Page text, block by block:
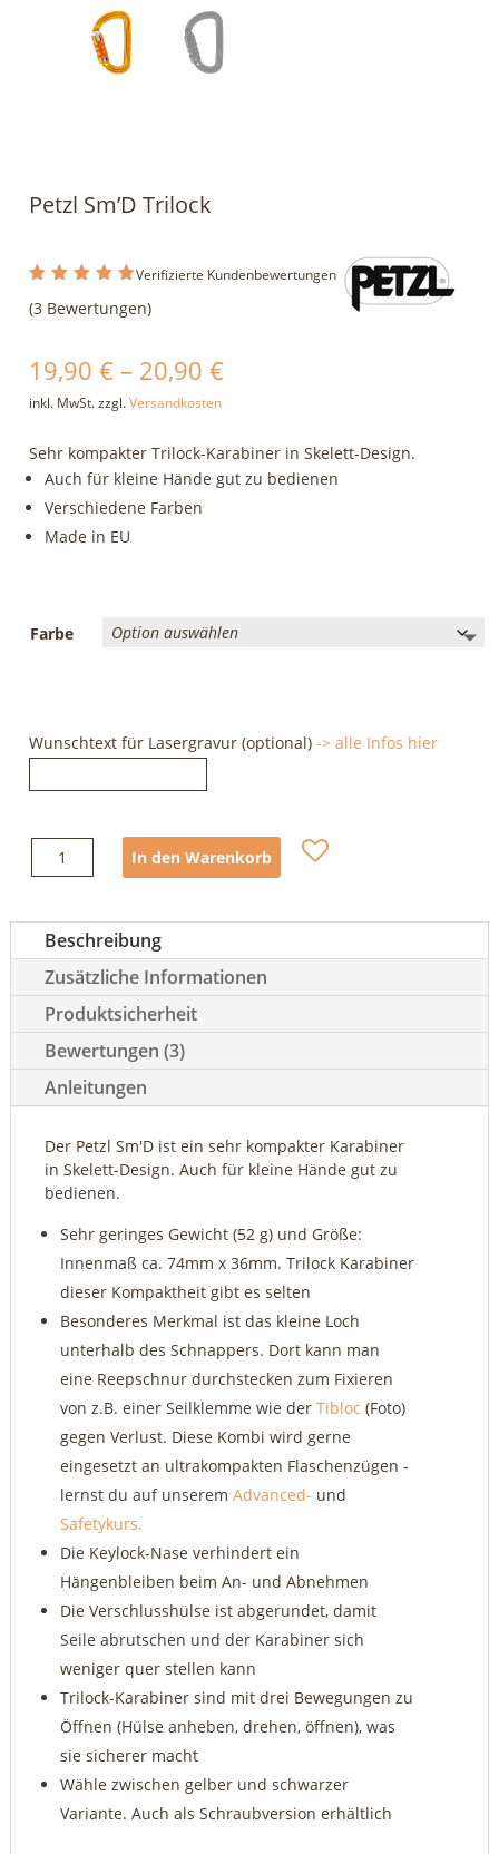
Petzl Sm’D Trilock
mit5.00
Kundenb
en
Verifizierte Kundenbewertungen
(3 Bewertungen)
19,90€ – 20,90€
inkl. MwSt.zzgl.Versandkosten
Sehr kompakter Trilock-Karabiner in Skelett-Design.
Auch für kleine Hände gut zu bedienen
Verschiedene Farben
Made in EU
Farbe
Wunschtext für Lasergravur (optional)-> alle Infos hier
Sm'D
Menge
In den Warenkorb
Beschreibung
Zusätzliche Informationen
Produktsicherheit
Bewertungen (3)
Anleitungen
Der Petzl Sm'D ist ein sehr kompakter Karabiner
in Skelett-Design. Auch für kleine Hände gut zu
bedienen.
Sehr geringes Gewicht (52 g) und Größe:
Innenmaß ca. 74mm x 36mm. Trilock Karabiner
dieser Kompaktheit gibt es selten
Besonderes Merkmal ist das kleine Loch
unterhalb des Schnappers. Dort kann man
eine Reepschnur durchstecken zum Fixieren
von z.B. einer Seilklemme wie der Tibloc (Foto)
gegen Verlust. Diese Kombi wird gerne
eingesetzt an ultrakompakten Flaschenzügen -
lernst du auf unserem Advanced- und
Safetykurs.
Die Keylock-Nase verhindert ein
Hängenbleiben beim An- und Abnehmen
Die Verschlusshülse ist abgerundet, damit
Seile abrutschen und der Karabiner sich
weniger quer stellen kann
Trilock-Karabiner sind mit drei Bewegungen zu
Öffnen (Hülse anheben, drehen, öffnen), was
sie sicherer macht
Wähle zwischen gelber und schwarzer
Variante. Auch als Schraubversion erhältlich